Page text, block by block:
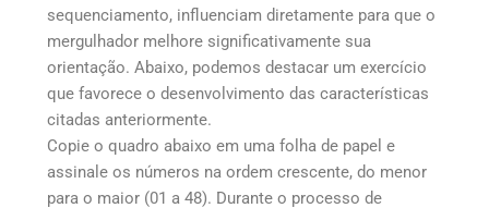
sequenciamento, influenciam diretamente para que o
mergulhador melhore significativamente sua
orientação. Abaixo, podemos destacar um exercício
que favorece o desenvolvimento das características
citadas anteriormente.
Copie o quadro abaixo em uma folha de papel e
assinale os números na ordem crescente, do menor
para o maior (01 a 48). Durante o processo de